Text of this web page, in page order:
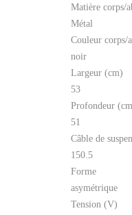
Matière corps/
Métal
Couleur corps/
noir
Largeur (cm)
53
Profondeur
51
Câble de
150.5
Forme
asymétrique
Tension (V)